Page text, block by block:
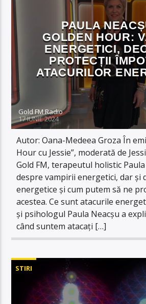
PAULA
GOLDEN HOUR:
ENERGETICI,
PROTECȚII
ATACURILOR
Gold FM Radio
17 IUNIE 2024
Autor: Oana-Medeea Groza În
Hour cu Jessie”, moderată de
Gold FM, terapeutul holistic
despre vampirii energetici, dar și
energetice și cum putem să ne
acestea. Ce sunt atacurile
și psihologul Paula Neacșu a
când suntem atacați […]
STIRI